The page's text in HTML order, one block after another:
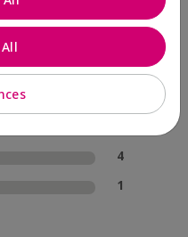
a un amigo.
12
4
1